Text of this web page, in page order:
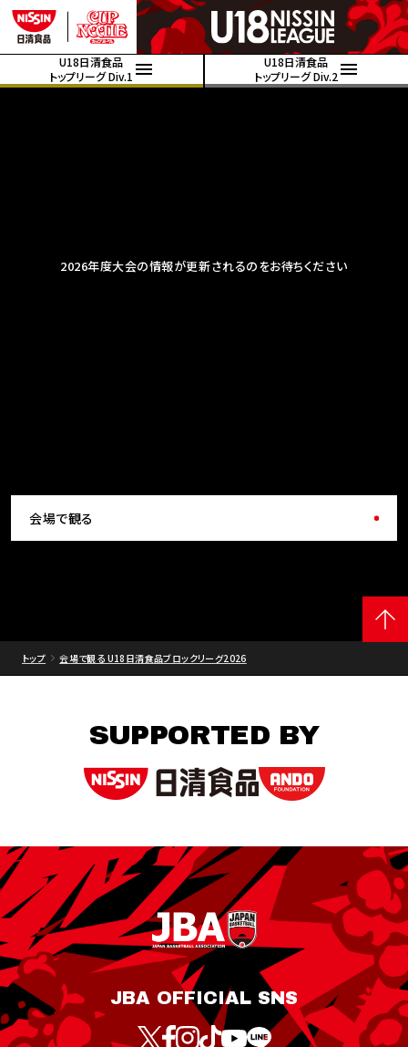
U18日清食品
トップリーグ Div.1
U18日清食品
トップリーグ Div.2
2026年度大会の情報が更新されるのをお待ちください
会場で観る
トップ 会場で観る U18日清食品ブロックリーグ2026
SUPPORTED BY
JBA OFFICIAL SNS